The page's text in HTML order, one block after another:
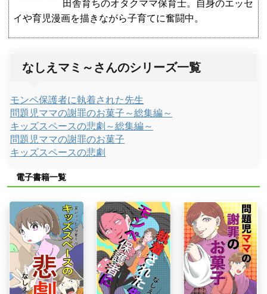
田舎育ちのオタクママ保育士。自身のエッセ
イや育児漫画を描きながら子育てに奮闘中。
なしえマミ～さんのシリーズ一覧
モンペ保護者に執着された先生
問題児ママの謝罪のお菓子～総集編～
キッズスペースの悲劇～総集編～
問題児ママの謝罪のお菓子
キッズスペースの悲劇
電子書籍一覧